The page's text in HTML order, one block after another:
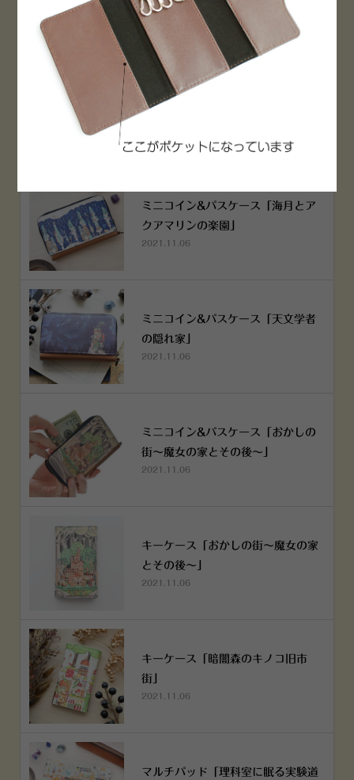
2022.12.05
空想街雑貨店《吉祥寺本店》４月２
５日OPEN!
ミニコイン&パスケース「海月とア
クアマリンの楽園」
2021.11.06
ミニコイン&パスケース「天文学者
の隠れ家」
2021.11.06
ミニコイン&パスケース「おかしの
街～魔女の家とその後～」
2021.11.06
キーケース「おかしの街～魔女の家
とその後～」
2021.11.06
キーケース「暗闇森のキノコ旧市
街」
2021.11.06
マルチパッド「理科室に眠る実験道